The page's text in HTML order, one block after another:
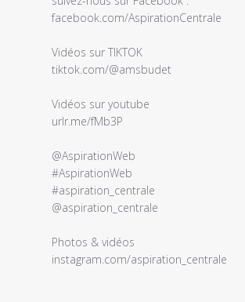
commentaire
2022
facebook.com/AspirationCentrale
Vidéos sur TIKTOK
tiktok.com/@amsbudet
Vidéos sur youtube
urlr.me/fMb3P
@AspirationWeb
#AspirationWeb
#aspiration_centrale
@aspiration_centrale
Photos & vidéos
instagram.com/aspiration_centrale